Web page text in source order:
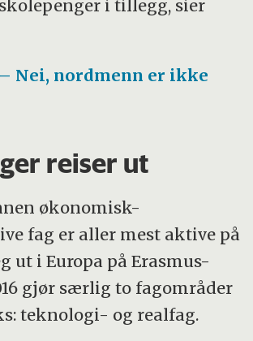
i tillegg, sier
– Nei, nordmenn er ikke
reiser ut
økonomisk-
fag er aller mest aktive på
ut i Europa på Erasmus-
gjør særlig to fagområder
teknologi- og realfag.